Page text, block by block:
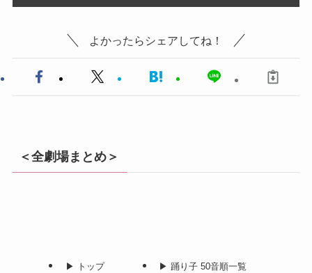
よかったらシェアしてね！
＜全劇場まとめ＞
▶︎ トップ
▶︎ 踊り子 50音順一覧